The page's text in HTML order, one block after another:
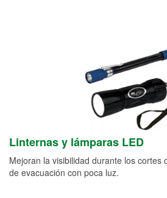
Linternas y lámparas LED
Mejoran la visibilidad durante los cortes
de evacuación con poca luz.